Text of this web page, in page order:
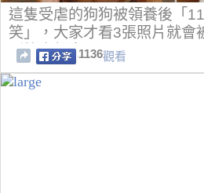
這隻受虐的狗狗被領養後「
笑」，大家才看3張照片就會
到笑出聲來！
1136觀看